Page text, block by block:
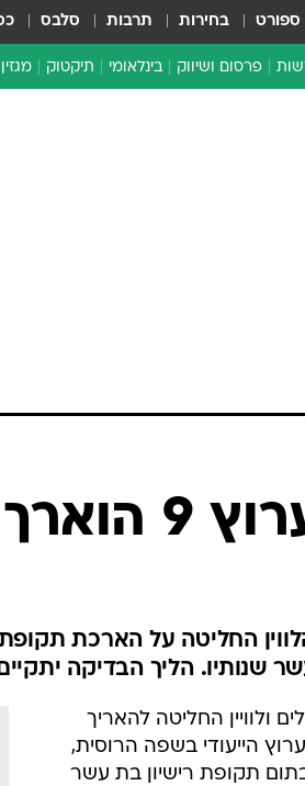
ספורט בחירות תרבות סלבס
פרסום ושיווק בינלאומי תיקטוק
בשש שנים
החליטה על הארכת
שנותיו. הליך הבדיקה
ולוויין החליטה להאריך
ערוץ 9, הערוץ הייעודי בשפה הרוסית,
תקופת רישיון בת עשר